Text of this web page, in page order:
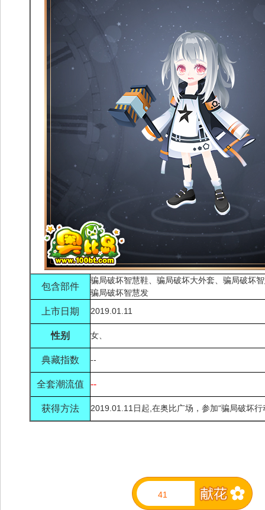
包含部件
骗局破坏智慧鞋、骗局破坏大外套、骗局破坏
骗局破坏智慧发
上市日期 2019.01.11
性别 女、
典藏指数 --
全套潮流值 --
获得方法 2019.01.11 日起,​在奥比广场， 参加“骗局破坏行
41